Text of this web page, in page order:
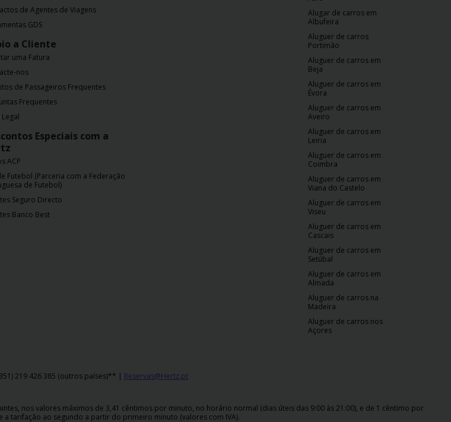
de Agentes de Viagens
GDS
a Cliente
uma Fatura
nos
de Passageiros Frequentes
Frequentes
Especiais com a
ACP
Futebol (Parceria com a Federação
de Futebol)
Seguro Directo
Banco Best
Alugar de carros em
Albufeira
Aluguer de carros
Portimão
Aluguer de carros em
Beja
Aluguer de carros em
Évora
Aluguer de carros em
Aveiro
Aluguer de carros em
Leiria
Aluguer de carros em
Coimbra
Aluguer de carros em
Viana do Castelo
Aluguer de carros em
Viseu
Aluguer de carros em
Cascais
Aluguer de carros em
Setúbal
Aluguer de carros em
Almada
Aluguer de carros na
Madeira
Aluguer de carros nos
Açores
219 426 385 (outros países)** | Reservas@Hertz.pt
nos valores máximos de 3,41 cêntimos por minuto, no horário normal (dias úteis das 9:00 às 21:00), e de 1 cêntimo por
tarifação ao segundo a partir do primeiro minuto (valores com IVA).